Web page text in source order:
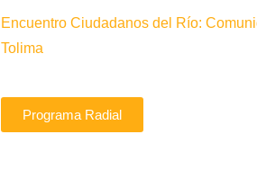
Encuentro Ciudadanos del Río:
Tolima
Programa Radial